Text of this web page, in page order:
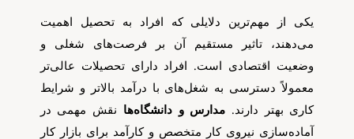
یکی از مهم‌ترین دلایلی که افراد به تحصیل اهمیت
می‌دهند، تاثیر مستقیم آن بر فرصت‌های شغلی و
وضعیت اقتصادی است. افراد دارای تحصیلات عالی‌تر
معمولاً دسترسی به شغل‌های با درآمد بالاتر و شرایط
کاری بهتر دارند. مدارس و دانشگاه‌ها نقش مهمی در
آماده‌سازی نیروی کار متخصص و کارآمد برای بازار کار